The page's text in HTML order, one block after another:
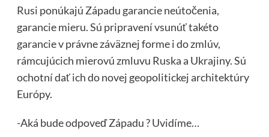
Rusi ponúkajú Západu garancie neútočenia,
garancie mieru. Sú pripravení vsunúť takéto
garancie v právne záväznej forme i do zmlúv,
rámcujúcich mierovú zmluvu Ruska a Ukrajiny. Sú
ochotní dať ich do novej geopolitickej architektúry
Európy.
-Aká bude odpoveď Západu ? Uvidíme…